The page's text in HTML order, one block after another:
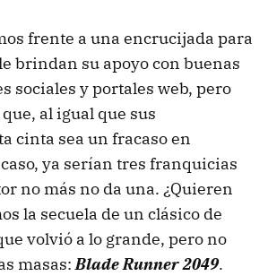
frente a una encrucijada para
brindan su apoyo con buenas
sociales y portales web, pero
al igual que sus
cinta sea un fracaso en
ya serían tres franquicias
no más no da una. ¿Quieren
la secuela de un clásico de
volvió a lo grande, pero no
masas:Blade Runner 2049.